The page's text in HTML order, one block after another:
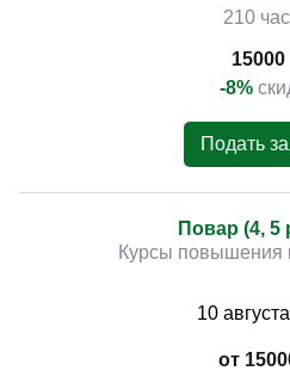
210
15000
-8%
Подать
Повар (4, 5
Курсы повышения
10 августа
от